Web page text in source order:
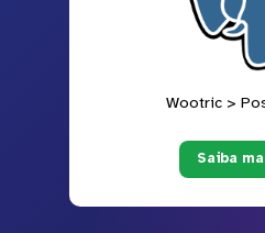
Wootric >
Saiba